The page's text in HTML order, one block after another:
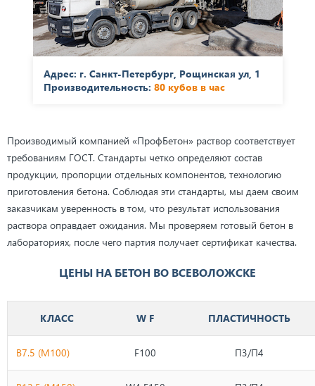
Адрес: г. Санкт-Петербург, Рощинская ул, 1
Производительность: 80 кубов в час
Производимый компанией «ПрофБетон» раствор соответствует
требованиям ГОСТ. Стандарты четко определяют состав
продукции, пропорции отдельных компонентов, технологию
приготовления бетона. Соблюдая эти стандарты, мы даем своим
заказчикам уверенность в том, что результат использования
раствора оправдает ожидания. Мы проверяем готовый бетон в
лабораториях, после чего партия получает сертификат качества.
ЦЕНЫ НА БЕТОН ВО ВСЕВОЛОЖСКЕ
КЛАСС W F ПЛАСТИЧНОСТЬ
B7.5 (М100) F100 П3/П4